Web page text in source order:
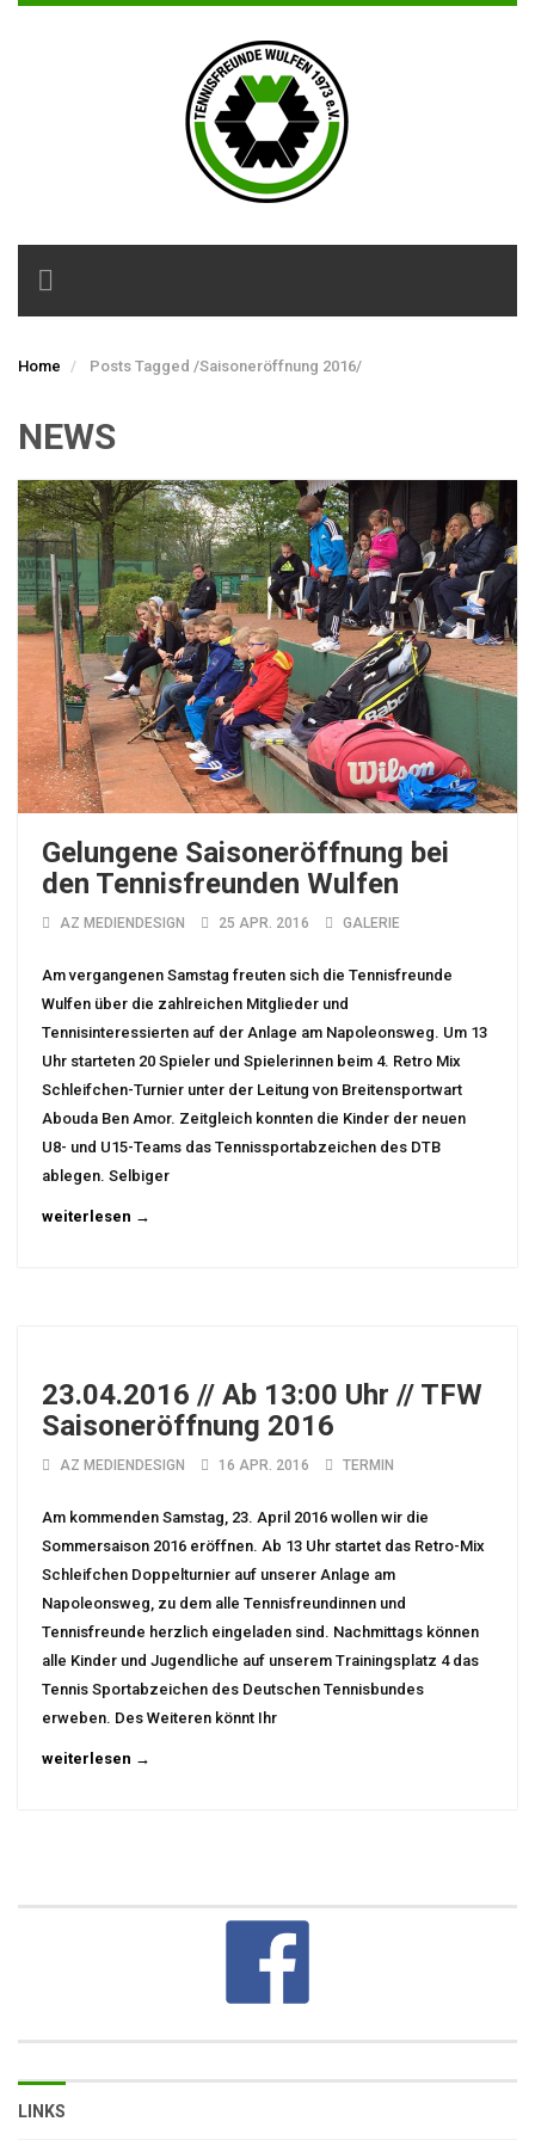
Toggle
navigation
Home Posts Tagged /Saisoneröffnung 2016/
NEWS
Gelungene Saisoneröffnung bei
den Tennisfreunden Wulfen
AZ MEDIENDESIGN 25 APR. 2016 GALERIE
Am vergangenen Samstag freuten sich die Tennisfreunde
Wulfen über die zahlreichen Mitglieder und
Tennisinteressierten auf der Anlage am Napoleonsweg. Um 13
Uhr starteten 20 Spieler und Spielerinnen beim 4. Retro Mix
Schleifchen-Turnier unter der Leitung von Breitensportwart
Abouda Ben Amor. Zeitgleich konnten die Kinder der neuen
U8- und U15-Teams das Tennissportabzeichen des DTB
ablegen. Selbiger
weiterlesen →
23.04.2016 // Ab 13:00 Uhr // TFW
Saisoneröffnung 2016
AZ MEDIENDESIGN 16 APR. 2016 TERMIN
Am kommenden Samstag, 23. April 2016 wollen wir die
Sommersaison 2016 eröffnen. Ab 13 Uhr startet das Retro-Mix
Schleifchen Doppelturnier auf unserer Anlage am
Napoleonsweg, zu dem alle Tennisfreundinnen und
Tennisfreunde herzlich eingeladen sind. Nachmittags können
alle Kinder und Jugendliche auf unserem Trainingsplatz 4 das
Tennis Sportabzeichen des Deutschen Tennisbundes
erweben. Des Weiteren könnt Ihr
weiterlesen →
LINKS